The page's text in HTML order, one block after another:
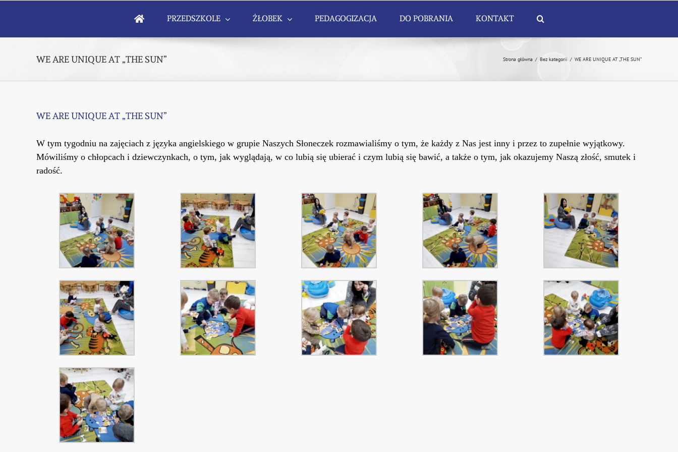
PRZEDSZKOLE ŻŁOBEK PEDAGOGIZACJA DO POBRANIA KONTAKT
WE ARE UNIQUE AT „THE SUN” Strona główna / Bez kategorii / WE ARE UNIQUE AT „THE SUN”
WE ARE UNIQUE AT „THE SUN”
W tym tygodniu na zajęciach z języka angielskiego w grupie Naszych Słoneczek rozmawialiśmy o tym, że każdy z Nas jest inny i przez to zupełnie wyjątkowy.
Mówiliśmy o chłopcach i dziewczynkach, o tym, jak wyglądają, w co lubią się ubierać i czym lubią się bawić, a także o tym, jak okazujemy Naszą złość, smutek i
radość.